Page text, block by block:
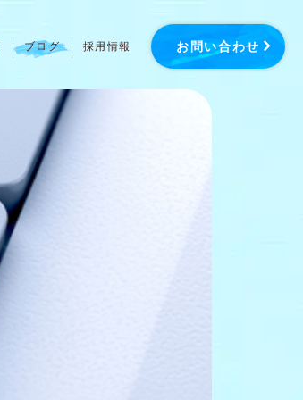
ブログ 採用情報 お問い合わせ